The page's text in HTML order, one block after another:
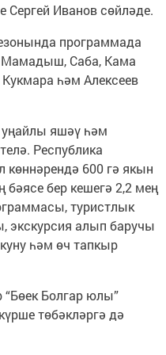
Сергей Иванов сөйләде.
программада
Мамадыш, Саба, Кама
һәм Алексеев
яшәү һәм
Республика
көннәрендә 600 гә якын
бәясе бер кешегә 2,2 мең
туристлык
экскурсия алып баручы
һәм өч тапкыр
Болгар юлы”
төбәкләргә дә